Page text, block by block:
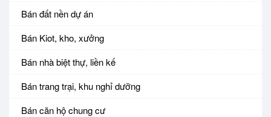
Bán đất nền dự án
Bán Kiot, kho, xưởng
Bán nhà biệt thự, liền kế
Bán trang trại, khu nghỉ dưỡng
Bán căn hộ chung cư